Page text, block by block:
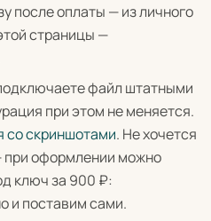
после оплаты — из личного
страницы —
файл штатными
при этом не меняется.
со скриншотами. Не хочется
при оформлении можно
ключ за 900 ₽:
и поставим сами.